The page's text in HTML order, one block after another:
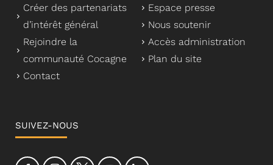
Créer des partenariats
d’intérêt général
Rejoindre la
communauté Cocagne
Contact
Espace presse
Nous soutenir
Accès administration
Plan du site
SUIVEZ-NOUS